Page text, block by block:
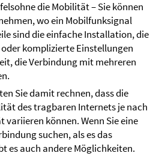
die Mobilität – Sie können
wo ein Mobilfunksignal
sind die einfache Installation, die
komplizierte Einstellungen
die Verbindung mit mehreren
Sie damit rechnen, dass die
des tragbaren Internets je nach
können. Wenn Sie eine
suchen, als es das
es auch andere Möglichkeiten.